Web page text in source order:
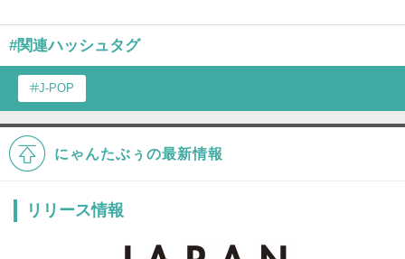
#関連ハッシュタグ
J-POP
にゃんたぶぅの最新情報
リリース情報